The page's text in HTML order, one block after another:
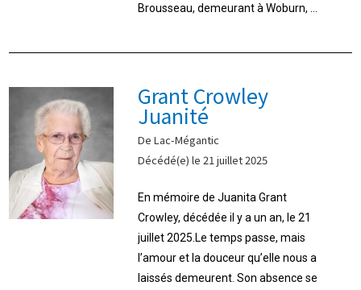
Brousseau, demeurant à Woburn, ...
Grant Crowley
Juanité
De Lac-Mégantic
Décédé(e) le 21 juillet 2025
En mémoire de Juanita Grant
Crowley, décédée il y a un an, le 21
juillet 2025.Le temps passe, mais
l’amour et la douceur qu’elle nous a
laissés demeurent. Son absence se